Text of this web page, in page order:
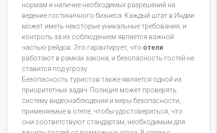
нормам и наличие необходимых разрешений на
ведение гостиничного бизнеса. Каждый штат в Индии
может иметь некоторые уникальные требования, и
контроль за их соблюдением является важной
частью рейдов. Это гарантирует, что отели
работают в рамках закона, и безопасность гостей не
ставится под угрозу.
Безопасность туристов также является одной из
приоритетных задач. Полиция может проверять
систему видеонаблюдения и меры безопасности,
применяемые в отеле, чтобы удостовериться, что
они соответствуют стандартам, необходимым для